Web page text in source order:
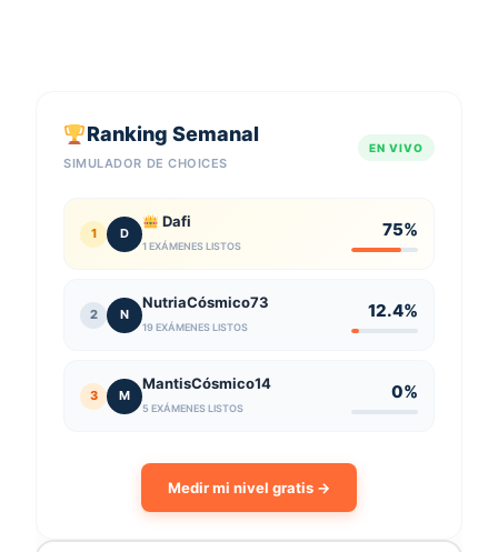
Ranking Semanal
SIMULADOR DE CHOICES
EN VIVO
1 D
Dafi
1 EXÁMENES LISTOS
75%
2 N
NutriaCósmico73
19 EXÁMENES LISTOS
12.4%
3 M
MantisCósmico14
5 EXÁMENES LISTOS
0%
Medir mi nivel gratis →